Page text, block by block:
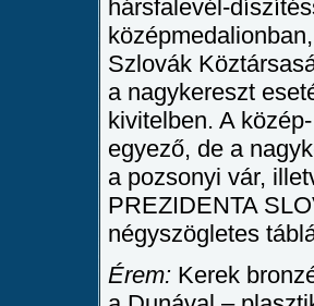
hársfalevél-
Szlovák
a nagykereszt
kivitelben. A
egyező, de a
a pozsonyi vár,
PREZIDENTA
négyszögletes
Érem: Kerek